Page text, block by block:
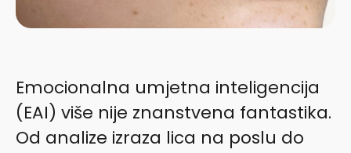
Emocionalna umjetna inteligencija
(EAI) više nije znanstvena fantastika.
Od analize izraza lica na poslu do